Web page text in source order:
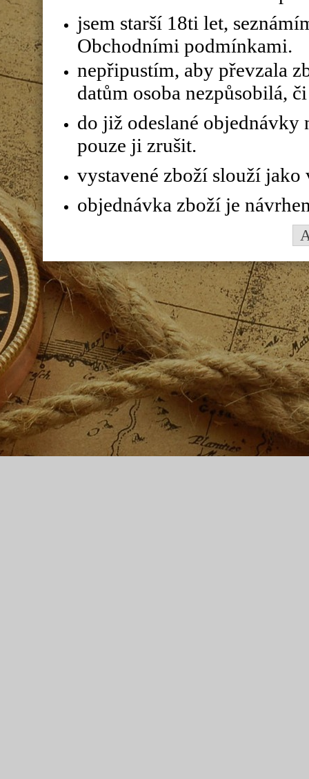
jsem starší 18ti let,
Obchodními podmínkami.
nepřipustím, aby převzala
datům osoba nezpůsobilá,
do již odeslané objednávky
pouze ji zrušit.
vystavené zboží slouží
objednávka zboží je